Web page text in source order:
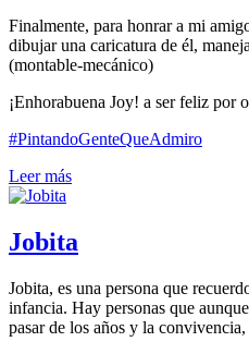
Finalmente, para honrar a mi
dibujar una caricatura de él,
(montable-mecánico)
¡Enhorabuena Joy! a ser feliz por
#PintandoGenteQueAdmiro
Leer más
Jobita
Jobita, es una persona que
infancia. Hay personas que
pasar de los años y la